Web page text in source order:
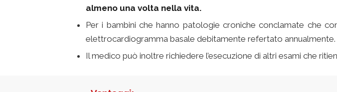
almeno una volta nella vita.
Per i bambini che hanno patologie croniche conclamate che
elettrocardiogramma basale debitamente refertato annualmente.
Il medico può inoltre richiedere l’esecuzione di altri esami che